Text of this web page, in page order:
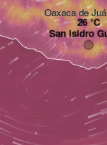
Oaxaca de
San Isidro